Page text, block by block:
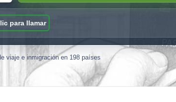
para llamar
viaje e inmigración en 198 países